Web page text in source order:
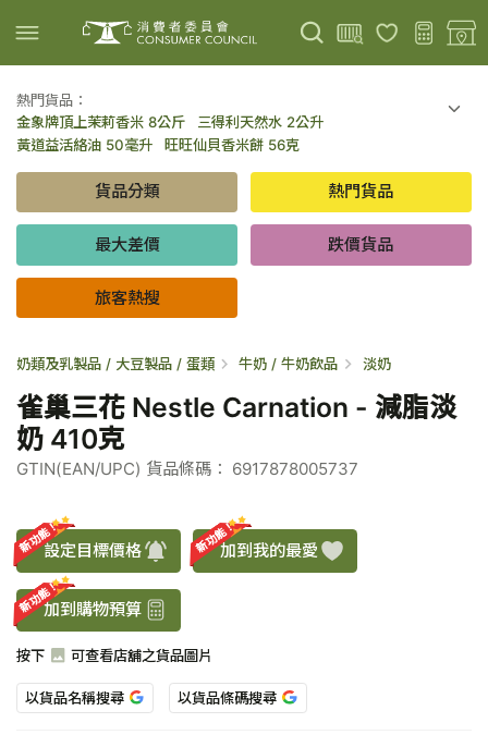
上載圖片 掃描條碼
熱門貨品：
金象牌頂上茉莉香米 8公斤
三得利天然水 2公升
黃道益活絡油 50毫升
旺旺仙貝香米餅 56克
百勝廚新加坡叻沙拉麵 144克
倍樂醇乳酪飲品 - 藍莓 65毫升 x 6
金象牌頂上茉莉香米 5公斤
低鹽/無鹽/低糖/無糖食品
貨品分類 熱門貨品
最大差價 跌價貨品
旅客熱搜
奶類及乳製品 / 大豆製品 / 蛋類 牛奶 / 牛奶飲品 淡奶
雀巢三花 Nestle Carnation - 減脂淡
奶 410克
GTIN(EAN/UPC) 貨品條碼： 6917878005737
設定目標價格
新功能！ 加到我的最愛
新功能！
加到購物預算
新功能！
按下 可查看店舖之貨品圖片
以貨品名稱搜尋 以貨品條碼搜尋